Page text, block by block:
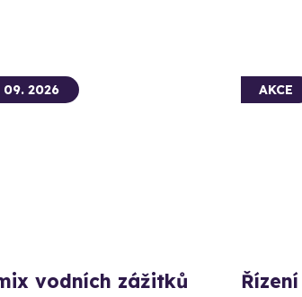
2026
vodních zážitků
AKCE